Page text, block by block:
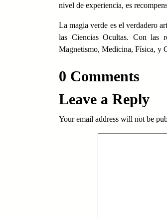
nivel de experiencia, es
La magia verde es el verdadero
las Ciencias Ocultas. Con las
Magnetismo, Medicina, Física, y
0 Comments
Leave a Reply
Your email address will not be